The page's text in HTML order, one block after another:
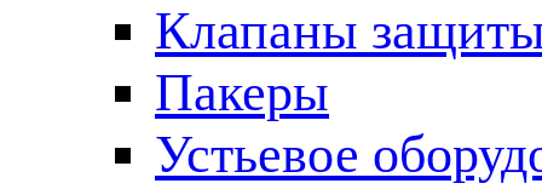
Клапаны
Пакеры
Устьевое